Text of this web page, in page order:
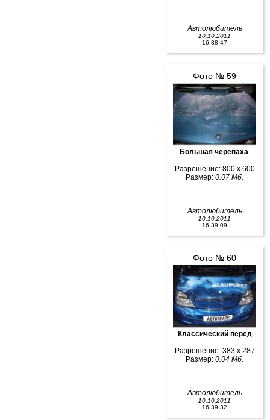
Автолюбитель
10.10.2011
16:38:47
Фото № 59
Большая черепаха
Разрешение: 800 x 600
Размер: 0.07 Мб.
Автолюбитель
10.10.2011
16:39:09
Фото № 60
Классический перед
Разрешение: 383 x 287
Размер: 0.04 Мб.
Автолюбитель
10.10.2011
16:39:32